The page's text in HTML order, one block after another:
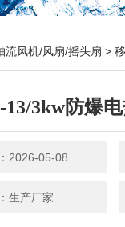
流风机/风扇/摇头扇 >
13/3kw防爆
2026-05-08
生产厂家